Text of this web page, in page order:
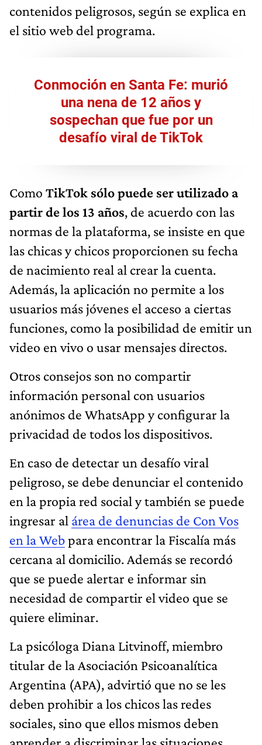
contenidos peligrosos, según se explica en
el sitio web del programa.
Conmoción en Santa Fe: murió
una nena de 12 años y
sospechan que fue por un
desafío viral de TikTok
Como TikTok sólo puede ser utilizado a
partir de los 13 años, de acuerdo con las
normas de la plataforma, se insiste en que
las chicas y chicos proporcionen su fecha
de nacimiento real al crear la cuenta.
Además, la aplicación no permite a los
usuarios más jóvenes el acceso a ciertas
funciones, como la posibilidad de emitir un
video en vivo o usar mensajes directos.
Otros consejos son no compartir
información personal con usuarios
anónimos de WhatsApp y configurar la
privacidad de todos los dispositivos.
En caso de detectar un desafío viral
peligroso, se debe denunciar el contenido
en la propia red social y también se puede
ingresar al área de denuncias de Con Vos
en la Webpara encontrar la Fiscalía más
cercana al domicilio. Además se recordó
que se puede alertar e informar sin
necesidad de compartir el video que se
quiere eliminar.
La psicóloga Diana Litvinoff, miembro
titular de la Asociación Psicoanalítica
Argentina (APA), advirtió que no se les
deben prohibir a los chicos las redes
sociales, sino que ellos mismos deben